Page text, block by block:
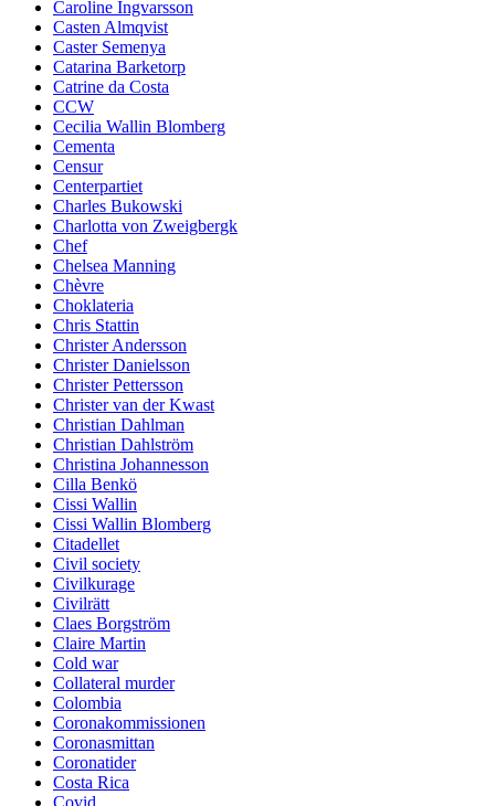
Caroline Ingvarsson
Casten Almqvist
Caster Semenya
Catarina Barketorp
Catrine da Costa
CCW
Cecilia Wallin Blomberg
Cementa
Censur
Centerpartiet
Charles Bukowski
Charlotta von Zweigbergk
Chef
Chelsea Manning
Chèvre
Choklateria
Chris Stattin
Christer Andersson
Christer Danielsson
Christer Pettersson
Christer van der Kwast
Christian Dahlman
Christian Dahlström
Christina Johannesson
Cilla Benkö
Cissi Wallin
Cissi Wallin Blomberg
Citadellet
Civil society
Civilkurage
Civilrätt
Claes Borgström
Claire Martin
Cold war
Collateral murder
Colombia
Coronakommissionen
Coronasmittan
Coronatider
Costa Rica
Covid